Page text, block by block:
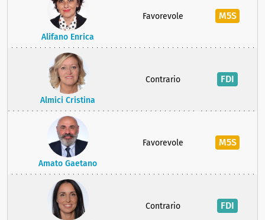
Alifano Enrica
Favorevole M5S
Almici Cristina
Contrario FDI
Amato Gaetano
Favorevole M5S
Contrario FDI